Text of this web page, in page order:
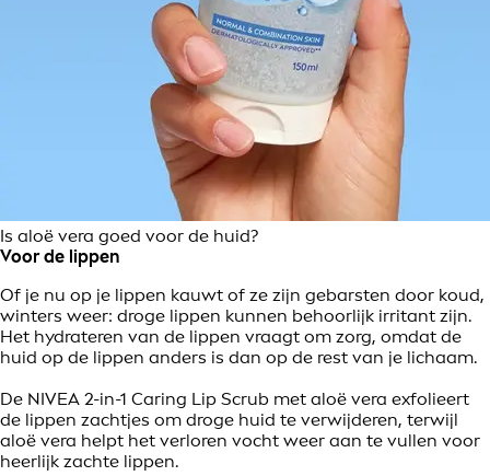
Is aloë vera goed voor de huid?
Voor de lippen
Of je nu op je lippen kauwt of ze zijn gebarsten door koud,
winters weer: droge lippen kunnen behoorlijk irritant zijn.
Het hydrateren van de lippen vraagt om zorg, omdat de
huid op de lippen anders is dan op de rest van je lichaam.
De NIVEA 2-in-1 Caring Lip Scrub met aloë vera exfolieert
de lippen zachtjes om droge huid te verwijderen, terwijl
aloë vera helpt het verloren vocht weer aan te vullen voor
heerlijk zachte lippen.